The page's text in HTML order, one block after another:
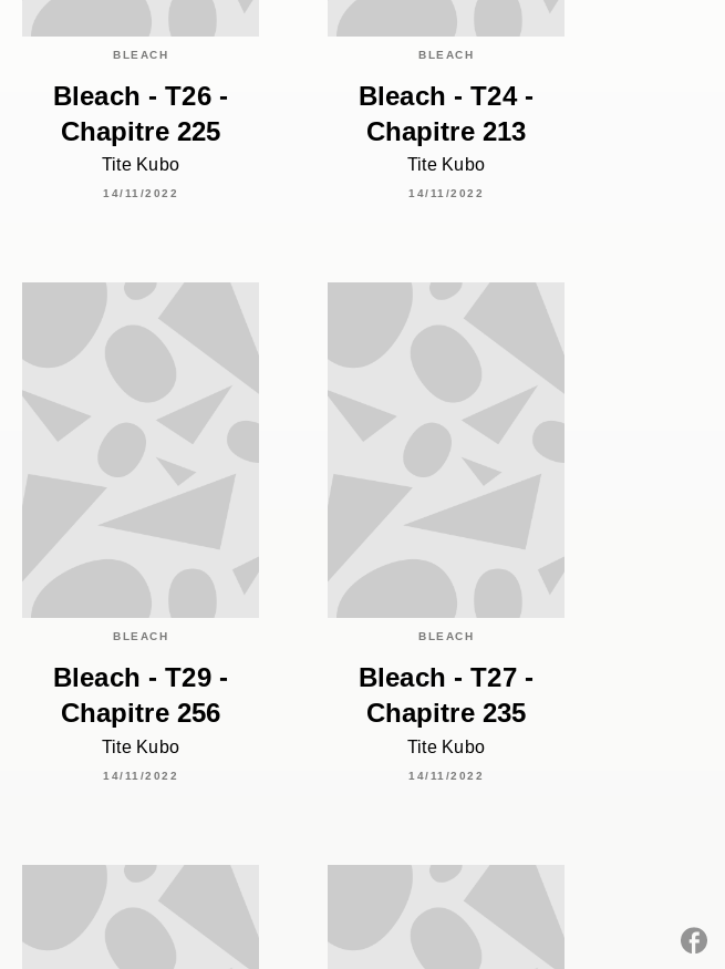
BLEACH
Bleach - T26 -
Chapitre 225
Tite Kubo
14/11/2022
BLEACH
Bleach - T24 -
Chapitre 213
Tite Kubo
14/11/2022
BLEACH
Bleach - T29 -
Chapitre 256
Tite Kubo
14/11/2022
BLEACH
Bleach - T27 -
Chapitre 235
Tite Kubo
14/11/2022